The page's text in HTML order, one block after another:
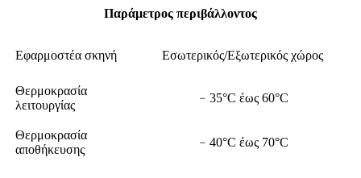
Παράμετρος περιβάλλοντος
Εφαρμοστέα σκηνή Εσωτερικός/Εξωτερικός χώρος
Θερμοκρασία
λειτουργίας
﹣35°C έως 60°C
Θερμοκρασία
αποθήκευσης
﹣40°C έως 70°C